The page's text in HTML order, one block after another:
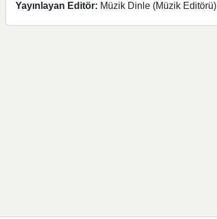
Yayınlayan Editör: Müzik Dinle (Müzik Editörü)